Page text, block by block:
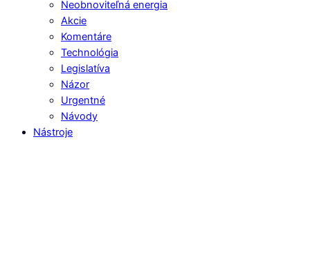
Neobnoviteľná energia
Akcie
Komentáre
Technológia
Legislatíva
Názor
Urgentné
Návody
Nástroje